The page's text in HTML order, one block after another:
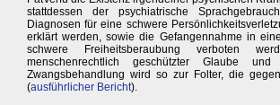
stattdessen der psychiatrische
Diagnosen für eine schwere
erklärt werden, sowie die Gefangennahme in
schwere Freiheitsberaubung verboten
menschenrechtlich geschützter Glaube und
Zwangsbehandlung wird so zur Folter, die
(ausführlicher Bericht).